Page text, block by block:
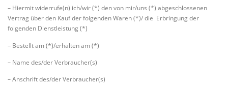
– Hiermit widerrufe(n) ich/wir (*) den von mir/uns (*) abgeschlossenen
Vertrag über den Kauf der folgenden Waren (*)/ die Erbringung der
folgenden Dienstleistung (*)
– Bestellt am (*)/erhalten am (*)
– Name des/der Verbraucher(s)
– Anschrift des/der Verbraucher(s)